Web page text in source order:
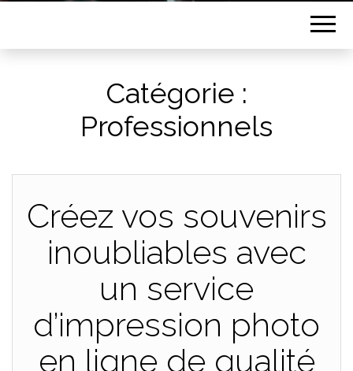
Catégorie :
Professionnels
Créez vos souvenirs
inoubliables avec
un service
d’impression photo
en ligne de qualité